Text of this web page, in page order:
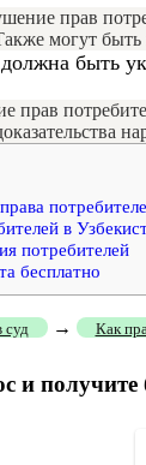
прав
могут
быть
прав
в
потребителей
бесплатно
суд → Как
и